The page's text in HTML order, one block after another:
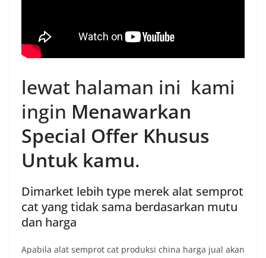
lewat halaman ini kami
ingin Menawarkan
Special Offer Khusus
Untuk kamu.
Dimarket lebih type merek alat semprot
cat yang tidak sama berdasarkan mutu
dan harga
Apabila alat semprot cat produksi china harga jual akan